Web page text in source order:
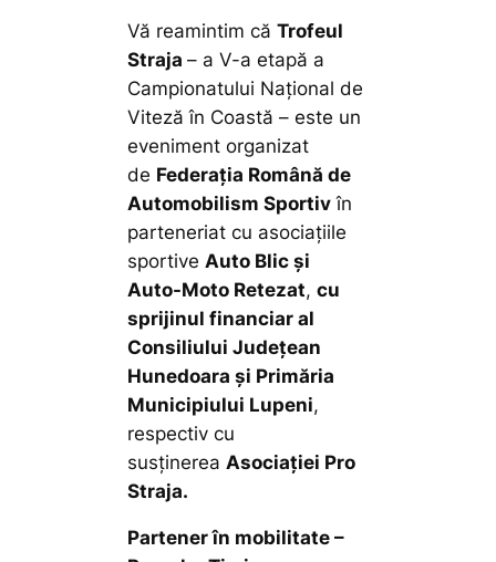
Vă reamintim căTrofeul
Straja– a V-a etapă a
Campionatului Național de
Viteză în Coastă – este un
eveniment organizat
de Federația Română de
Automobilism Sportiv în
parteneriat cu asociațiile
sportive Auto Blic și
Auto-Moto Retezat,cu
sprijinul financiar al
Consiliului Județean
Hunedoara și Primăria
Municipiului Lupeni,
respectiv cu
susținerea Asociației Pro
Straja.
Partener în mobilitate –